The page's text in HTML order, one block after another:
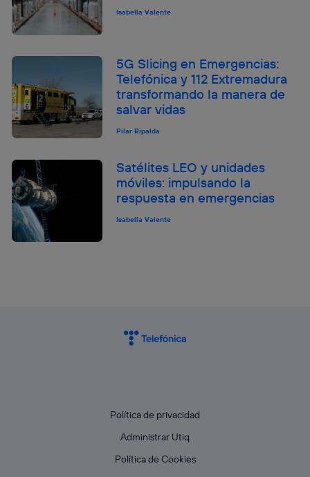
Isabella Valente
5G Slicing en Emergencias:
Telefónica y 112 Extremadura
transformando la manera de
salvar vidas
Pilar Ripalda
Satélites LEO y unidades
móviles: impulsando la
respuesta en emergencias
Isabella Valente
Política de privacidad
Administrar Utiq
Política de Cookies